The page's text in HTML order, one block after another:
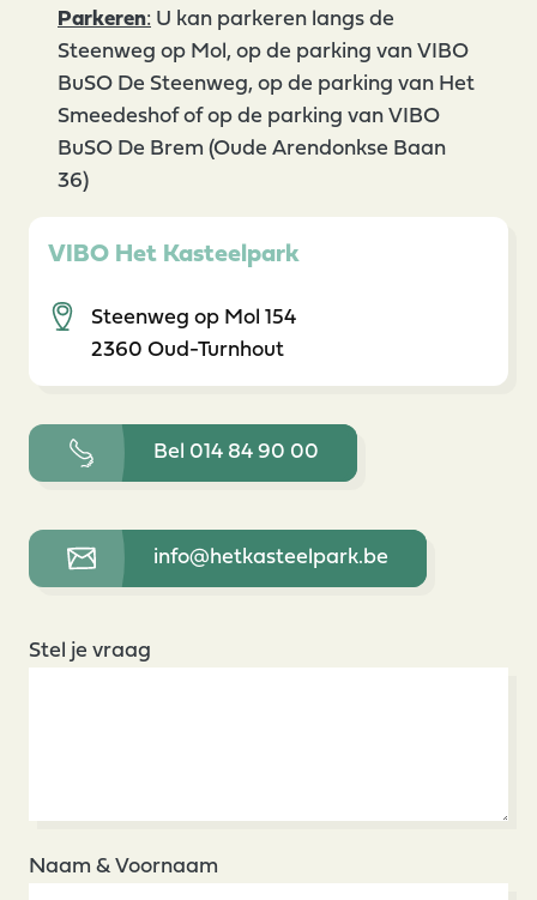
Parkeren: U kan parkeren langs de
Steenweg op Mol, op de parking van VIBO
BuSO De Steenweg, op de parking van Het
Smeedeshof of op de parking van VIBO
BuSO De Brem (Oude Arendonkse Baan
36)
VIBO Het Kasteelpark
Steenweg op Mol 154
2360 Oud-Turnhout
Bel 014 84 90 00
info@hetkasteelpark.be
Stel je vraag
Naam & Voornaam